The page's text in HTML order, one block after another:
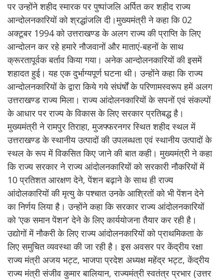
पर उन्होंने शहीद स्मारक पर पुष्पांजलि अर्पित कर शहीद राज्य
आन्दोलनकारियों को श्रद्धांजलि दी।मुख्यमंत्री ने कहा कि 02
अक्टूबर 1994 को उत्तराखण्ड के अलग राज्य की प्राप्ति के लिए
आन्दोलन कर रहे हमारे नौजवानों और माताएं-बहनों के साथ
क्रूरतापूर्वक बर्ताव किया गया। अनेक आन्दोलनकारियों की इसमें
शहादत हुई। यह एक दुर्भाग्यपूर्ण घटना थी। उन्होंने कहा कि राज्य
आन्दोलनकारियों के द्वारा किये गये संघंर्षों के परिणामस्वरूप हमें अलग
उत्तराखण्ड राज्य मिला। राज्य आंदोलनकारियों के सपनों एवं संकल्पों
के आधार पर राज्य के विकास के लिए सरकार प्रतिबद्ध है।
मुख्यमंत्री ने रामपुर तिराहा, मुजफ्फरनगर स्थित शहीद स्थल में
उत्तराखण्ड के स्थानीय उत्पादों की उपलब्धता एवं स्थानीय उत्पादों के
स्थल के रूप में विकसित किए जाने की बात कही। मुख्यमंत्री ने कहा
कि राज्य सरकार ने राज्य आंदोलनकारियों को सरकारी नौकरियों में
10 प्रतिशत आरक्षण देने, पेंशन बढ़ाने के साथ ही राज्य
आंदोलकारियों की मृत्यु के पश्चात उनके आश्रितों को भी पेंशन देने
का निर्णय लिया है। उन्होंने कहा कि सरकार राज्य आंदोलनकारियों
को ’एक समान पेंशन’ देने के लिए कार्ययोजना तैयार कर रही है।
उद्योगों में नौकरी के लिए राज्य आंदोलनकारियों को प्राथमिकता के
लिए समुचित व्यवस्था की जा रही है। इस अवसर पर केंद्रीय रक्षा
राज्य मंत्री अजय भट्ट, भाजपा प्रदेश अध्यक्ष महेंद्र भट्ट, केंद्रीय
राज्य मंत्री संजीव कुमार बालियान, राज्यमंत्री स्वतंत्र प्रभार (उत्तर